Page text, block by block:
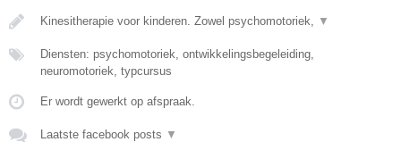
Kinesitherapie voor kinderen. Zowel psychomotoriek, ▼
Diensten: psychomotoriek, ontwikkelingsbegeleiding,
neuromotoriek, typcursus
Er wordt gewerkt op afspraak.
Laatste facebook posts ▼